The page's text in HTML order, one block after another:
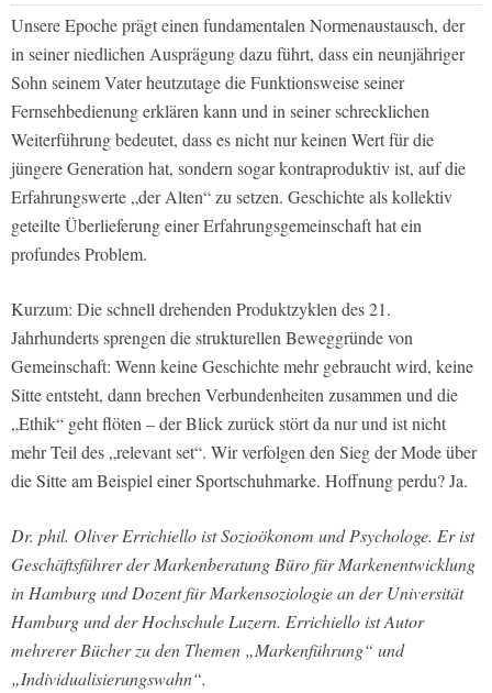
Unsere Epoche prägt einen fundamentalen Normenaustausch, der
in seiner niedlichen Ausprägung dazu führt, dass ein neunjähriger
Sohn seinem Vater heutzutage die Funktionsweise seiner
Fernsehbedienung erklären kann und in seiner schrecklichen
Weiterführung bedeutet, dass es nicht nur keinen Wert für die
jüngere Generation hat, sondern sogar kontraproduktiv ist, auf die
Erfahrungswerte „der Alten“ zu setzen. Geschichte als kollektiv
geteilte Überlieferung einer Erfahrungsgemeinschaft hat ein
profundes Problem.
Kurzum: Die schnell drehenden Produktzyklen des 21.
Jahrhunderts sprengen die strukturellen Beweggründe von
Gemeinschaft: Wenn keine Geschichte mehr gebraucht wird, keine
Sitte entsteht, dann brechen Verbundenheiten zusammen und die
„Ethik“ geht flöten – der Blick zurück stört da nur und ist nicht
mehr Teil des „relevant set“. Wir verfolgen den Sieg der Mode über
die Sitte am Beispiel einer Sportschuhmarke. Hoffnung perdu? Ja.
Dr. phil. Oliver Errichiello ist Sozioökonom und Psychologe. Er ist
Geschäftsführer der Markenberatung Büro für Markenentwicklung
in Hamburg und Dozent für Markensoziologie an der Universität
Hamburg und der Hochschule Luzern. Errichiello ist Autor
mehrerer Bücher zu den Themen „Markenführung“ und
„Individualisierungswahn“.